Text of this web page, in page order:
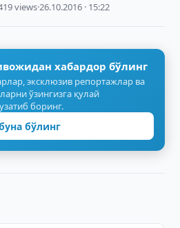
views·26.10.2016 · 15:22
хабардор бўлинг
эксклюзив репортажлар ва
ўзингизга қулай
боринг.
бўлинг